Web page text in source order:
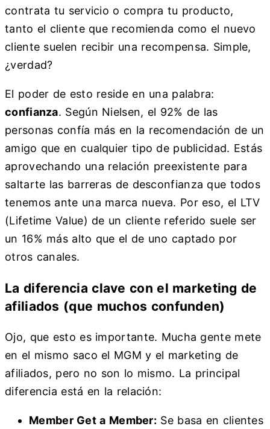
contrata tu servicio o compra tu producto,
tanto el cliente que recomienda como el nuevo
cliente suelen recibir una recompensa. Simple,
¿verdad?
El poder de esto reside en una palabra:
confianza. Según Nielsen, el 92% de las
personas confía más en la recomendación de un
amigo que en cualquier tipo de publicidad. Estás
aprovechando una relación preexistente para
saltarte las barreras de desconfianza que todos
tenemos ante una marca nueva. Por eso, el LTV
(Lifetime Value) de un cliente referido suele ser
un 16% más alto que el de uno captado por
otros canales.
La diferencia clave con el marketing de
afiliados (que muchos confunden)
Ojo, que esto es importante. Mucha gente mete
en el mismo saco el MGM y el marketing de
afiliados, pero no son lo mismo. La principal
diferencia está en la relación:
Member Get a Member: Se basa en clientes